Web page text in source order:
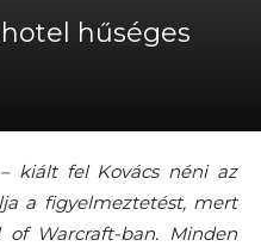
hűséges
– kiált fel Kovács néni az
a figyelmeztetést, mert
Warcraft-ban. Minden